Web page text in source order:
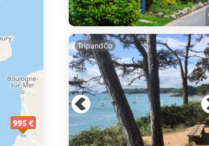
995 €
TripandCo